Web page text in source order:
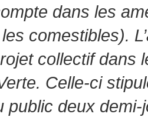
dans les
comestibles).
collectif dans
Celle-ci
public deux demi-